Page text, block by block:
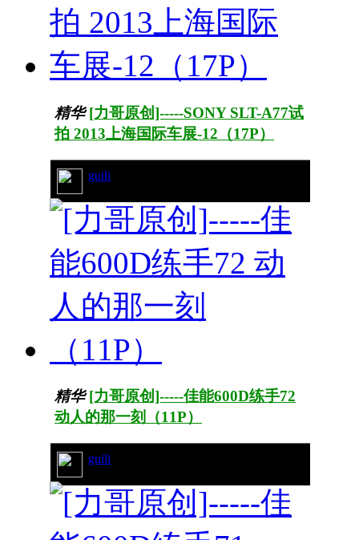
精华 [力哥原创]-----SONY SLT-A77试
拍 2013上海国际车展-12（17P）
guili
精华 [力哥原创]-----佳能600D练手72
动人的那一刻（11P）
guili